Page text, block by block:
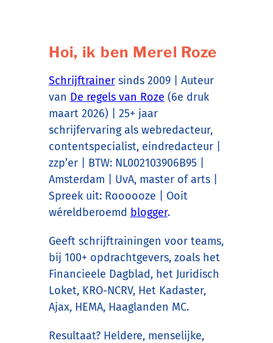
Hoi, ik ben Merel Roze
Schrijftrainersinds 2009 | Auteur
van De regels van Roze (6e druk
maart 2026) | 25+ jaar
schrijfervaring als webredacteur,
contentspecialist, eindredacteur |
zzp’er | BTW: NL002103906B95 |
Amsterdam | UvA, master of arts |
Spreek uit: Roooooze | Ooit
wéreldberoemd blogger.
Geeft schrijftrainingen voor teams,
bij 100+ opdrachtgevers, zoals het
Financieele Dagblad, het Juridisch
Loket, KRO-NCRV, Het Kadaster,
Ajax, HEMA, Haaglanden MC.
Resultaat? Heldere, menselijke,